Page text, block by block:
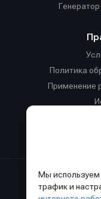
Политика
Применение
Сделано с
Использование
Мы используем
трафик и